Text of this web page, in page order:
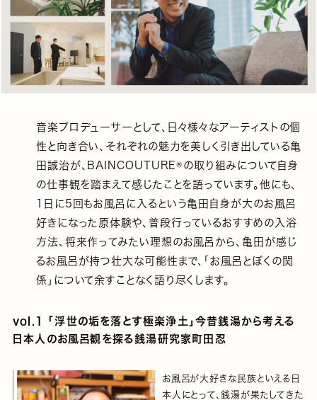
音楽プロデューサーとして、日々様々なアーティストの個
性と向き合い、それぞれの魅力を美しく引き出している亀
田誠治が、BAINCOUTURE®️の取り組みについて自身
の仕事観を踏まえて感じたことを語っています。他にも、
1日に5回もお風呂に入るという亀田自身が大のお風呂
好きになった原体験や、普段行っているおすすめの入浴
方法、将来作ってみたい理想のお風呂から、亀田が感じ
るお風呂が持つ壮大な可能性まで、「お風呂とぼくの関
係」について余すことなく語り尽くします。
vol.1 「浮世の垢を落とす極楽浄土」今昔銭湯から考える
日本人のお風呂観を探る銭湯研究家町田忍
お風呂が大好きな民族といえる日
本人にとって、銭湯が果たしてきた